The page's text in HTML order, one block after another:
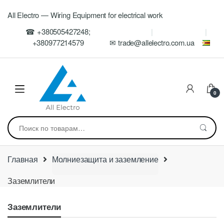
navigation
All Electro — Wiring Equipment for electrical work
☎ +380505427248;
+380977214579
✉ trade@allelectro.com.ua
0
Искать:
Главная
Молниезащита и заземление
Заземлители
Заземлители